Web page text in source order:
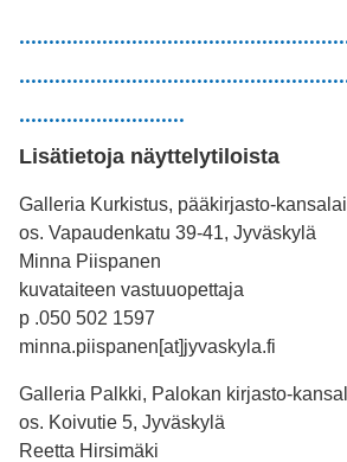
............................
Lisätietoja näyttelytiloista
Galleria Kurkistus, pääkirjasto-
os. Vapaudenkatu 39-41, Jyväskylä
Minna Piispanen
kuvataiteen vastuuopettaja
p .050 502 1597
minna.piispanen[at]jyvaskyla.fi
Galleria Palkki, Palokan kirjasto-
os. Koivutie 5, Jyväskylä
Reetta Hirsimäki